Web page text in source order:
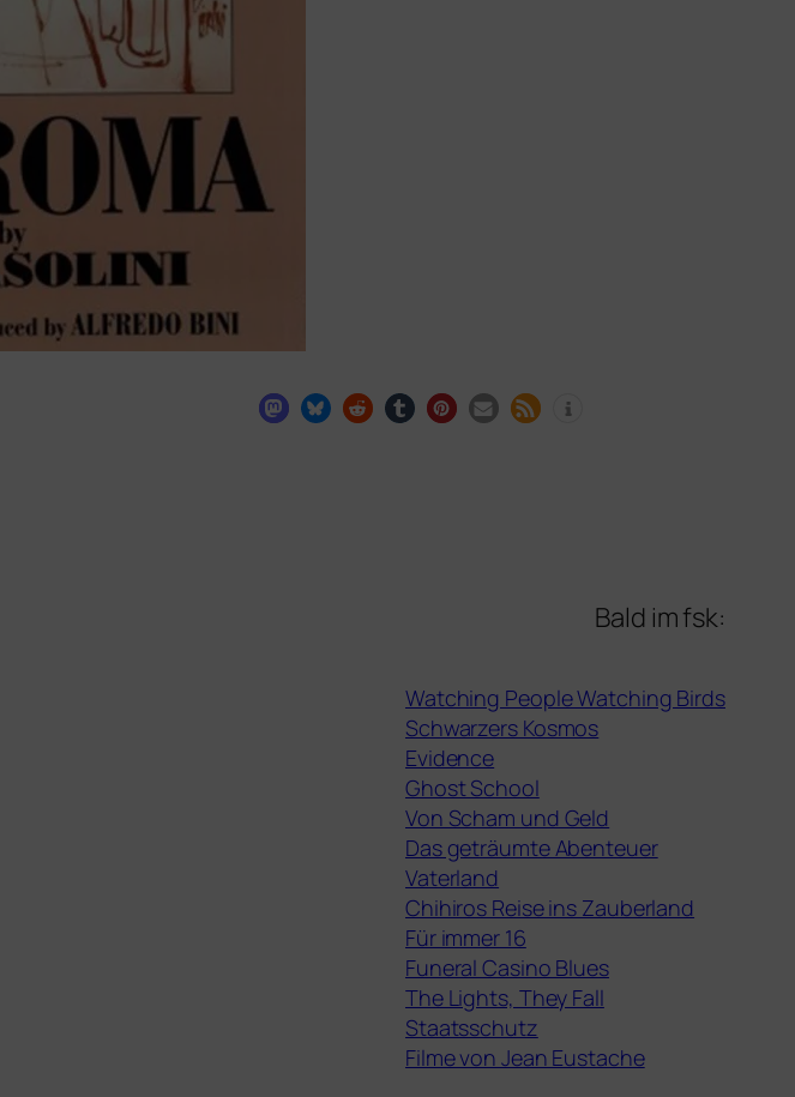
Bald im fsk:
Watching People Watching Birds
Schwarzers Kosmos
Evidence
Ghost School
Von Scham und Geld
Das geträumte Abenteuer
Vaterland
Chihiros Reise ins Zauberland
Für immer 16
Funeral Casino Blues
The Lights, They Fall
Staatsschutz
Filme von Jean Eustache